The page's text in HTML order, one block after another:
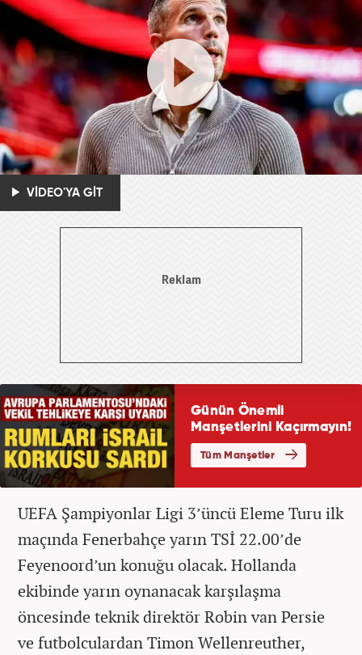
VİDEO'YA GİT
UEFA Şampiyonlar Ligi 3’üncü Eleme Turu ilk
maçında Fenerbahçe yarın TSİ 22.00’de
Feyenoord’un konuğu olacak. Hollanda
ekibinde yarın oynanacak karşılaşma
öncesinde teknik direktör Robin van Persie
ve futbolculardan Timon Wellenreuther,